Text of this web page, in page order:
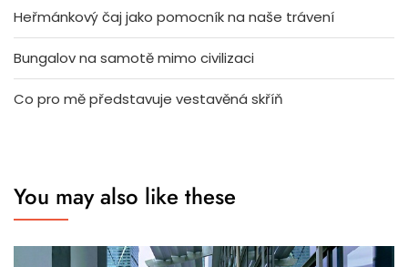
Heřmánkový čaj jako pomocník na naše trávení
Bungalov na samotě mimo civilizaci
Co pro mě představuje vestavěná skříň
You may also like these